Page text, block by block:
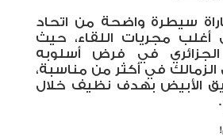
سيطرة واضحة من اتحاد
أغلب مجريات اللقاء، حيث
في فرض أسلوبه
في أكثر من مناسبة،
الأبيض بهدف نظيف خلال
.